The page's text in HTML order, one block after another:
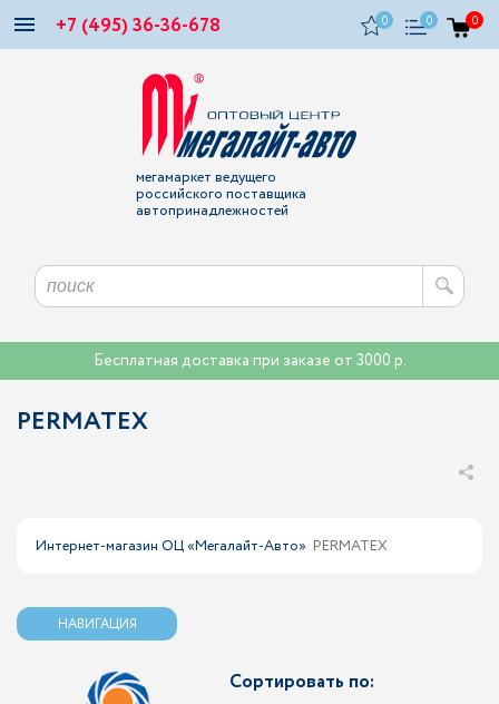
+7 (495) 36-36-678 0 0 0
мегамаркет ведущего
российского поставщика
автопринадлежностей
Бесплатная доставка при заказе от 3000 р.
PERMATEX
Интернет-магазин ОЦ «Мегалайт-Авто» PERMATEX
НАВИГАЦИЯ
Сортировать по: